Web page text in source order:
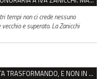
tempi non ci crede nessuno
e superato. La Zanicchi
IL CENTRO STORICO DI REGGIO SI STA TRASFORMANDO, E NON IN MEGLIO